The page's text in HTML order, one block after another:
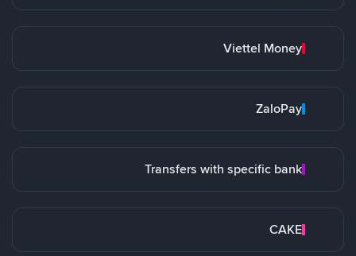
Viettel Money
ZaloPay
Transfers with specific bank
CAKE